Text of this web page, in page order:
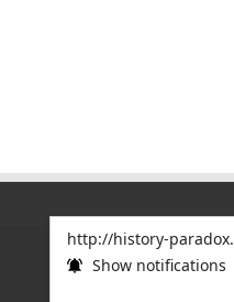
http://history-
Show notifications